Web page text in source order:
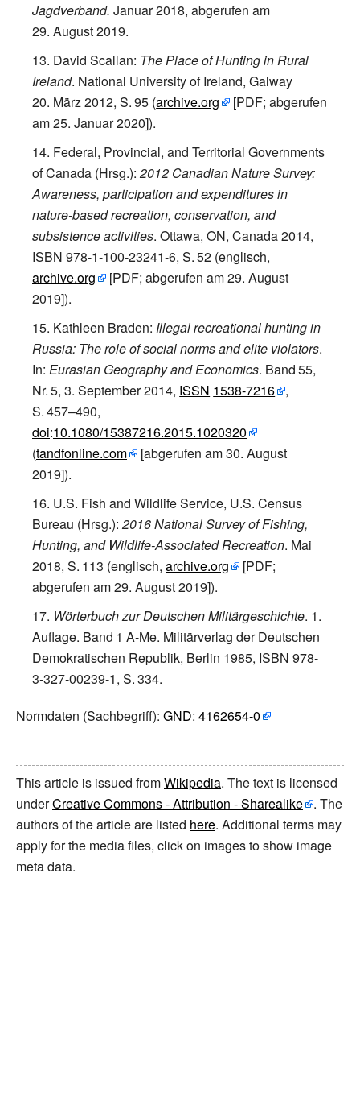
Jagdverband. Januar 2018, abgerufen am
29. August 2019.
David Scallan: The Place of Hunting in Rural
Ireland. National University of Ireland, Galway
20. März 2012, S.95 (archive.org [PDF; abgerufen
am 25. Januar 2020]).
Federal, Provincial, and Territorial Governments
of Canada (Hrsg.): 2012 Canadian Nature Survey:
Awareness, participation and expenditures in
nature-based recreation, conservation, and
subsistence activities. Ottawa, ON, Canada 2014,
ISBN 978-1-100-23241-6, S.52 (englisch,
archive.org
[PDF; abgerufen am 29. August
2019]).
Kathleen Braden: Illegal recreational hunting in
Russia: The role of social norms and elite violators.
In: Eurasian Geography and Economics. Band55,
Nr.5, 3. September 2014, ISSN 1538-7216
,
S.457–490,
doi:10.1080/15387216.2015.1020320
(tandfonline.com [abgerufen am 30. August
2019]).
U.S. Fish and Wildlife Service, U.S. Census
Bureau (Hrsg.): 2016 National Survey of Fishing,
Hunting, and Wildlife-Associated Recreation. Mai
2018, S. 113 (englisch,archive.org [PDF;
abgerufen am 29. August 2019]).
Wörterbuch zur Deutschen Militärgeschichte. 1.
Auflage. Band 1 A-Me. Militärverlag der Deutschen
Demokratischen Republik, Berlin 1985, ISBN 978-
3-327-00239-1, S.334.
Normdaten (Sachbegriff): GND: 4162654-0
This article is issued fromWikipedia. The text is licensed
underCreative Commons - Attribution - Sharealike
. The
authors of the article are listed here. Additional terms may
apply for the media files, click on images to show image
meta data.